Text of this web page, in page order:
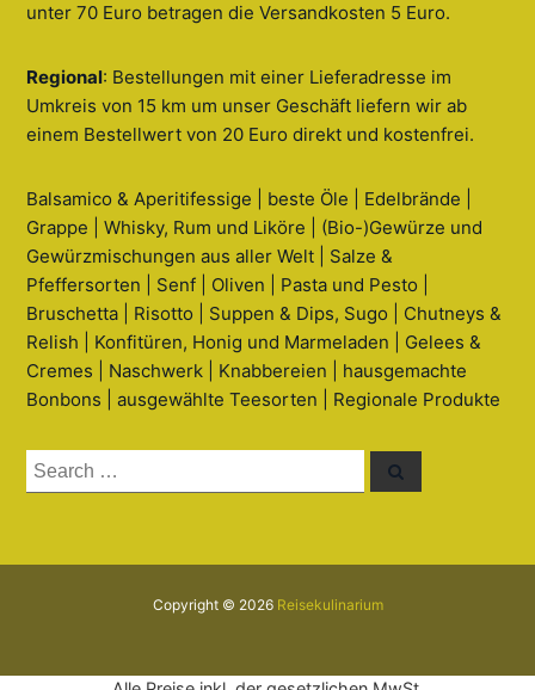
unter 70 Euro betragen die Versandkosten 5 Euro.
Regional: Bestellungen mit einer Lieferadresse im
Umkreis von 15 km um unser Geschäft liefern wir ab
einem Bestellwert von 20 Euro direkt und kostenfrei.
Balsamico & Aperitifessige | beste Öle | Edelbrände |
Grappe | Whisky, Rum und Liköre | (Bio-)Gewürze und
Gewürzmischungen aus aller Welt | Salze &
Pfeffersorten | Senf | Oliven | Pasta und Pesto |
Bruschetta | Risotto | Suppen & Dips, Sugo | Chutneys &
Relish | Konfitüren, Honig und Marmeladen | Gelees &
Cremes | Naschwerk | Knabbereien | hausgemachte
Bonbons | ausgewählte Teesorten | Regionale Produkte
Search
for:
Search
Copyright © 2026 Reisekulinarium